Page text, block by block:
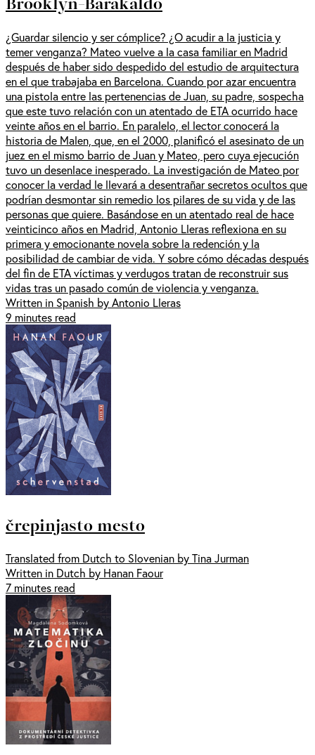
¿Guardar silencio y ser cómplice? ¿O acudir a la justicia y
temer venganza? Mateo vuelve a la casa familiar en Madrid
después de haber sido despedido del estudio de arquitectura
en el que trabajaba en Barcelona. Cuando por azar encuentra
una pistola entre las pertenencias de Juan, su padre, sospecha
que este tuvo relación con un atentado de ETA ocurrido hace
veinte años en el barrio. En paralelo, el lector conocerá la
historia de Malen, que, en el 2000, planificó el asesinato de un
juez en el mismo barrio de Juan y Mateo, pero cuya ejecución
tuvo un desenlace inesperado. La investigación de Mateo por
conocer la verdad le llevará a desentrañar secretos ocultos que
podrían desmontar sin remedio los pilares de su vida y de las
personas que quiere. Basándose en un atentado real de hace
veinticinco años en Madrid, Antonio Lleras reflexiona en su
primera y emocionante novela sobre la redención y la
posibilidad de cambiar de vida. Y sobre cómo décadas después
del fin de ETA víctimas y verdugos tratan de reconstruir sus
vidas tras un pasado común de violencia y venganza.
Written in Spanish by Antonio Lleras
9 minutes read
črepinjasto mesto
Translated from Dutch to Slovenian by Tina Jurman
Written in Dutch by Hanan Faour
7 minutes read